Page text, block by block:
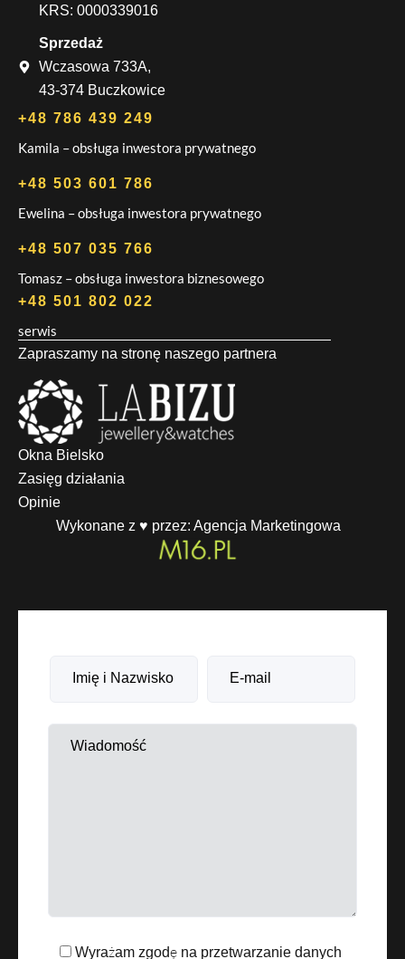
KRS: 0000339016
Sprzedaż
Wczasowa 733A,
43-374 Buczkowice
+48 786 439 249
Kamila – obsługa inwestora prywatnego
+48 503 601 786
Ewelina – obsługa inwestora prywatnego
+48 507 035 766
Tomasz – obsługa inwestora biznesowego
+48 501 802 022
serwis
Zapraszamy na stronę naszego partnera
Okna Bielsko
Zasięg działania
Opinie
Wykonane z ♥ przez: Agencja Marketingowa
Wyrażam zgodę na przetwarzanie danych